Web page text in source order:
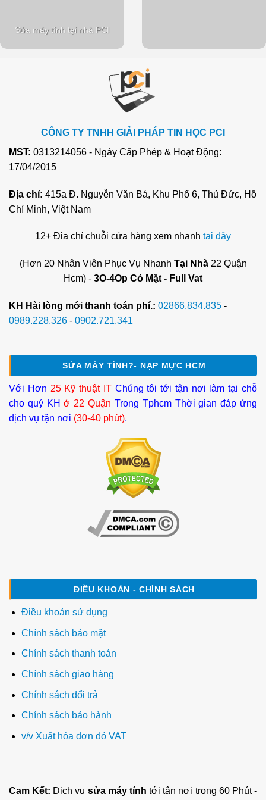
Sửa máy tính tại nhà PCI
CÔNG TY TNHH GIẢI PHÁP TIN HỌC PCI
MST: 0313214056 - Ngày Cấp Phép & Hoạt Động:
17/04/2015
Địa chỉ: 415a Đ. Nguyễn Văn Bá, Khu Phố 6, Thủ Đức, Hồ
Chí Minh, Việt Nam
12+ Địa chỉ chuỗi cửa hàng xem nhanh tại đây
(Hơn 20 Nhân Viên Phục Vụ Nhanh Tại Nhà22 Quận
Hcm) - 3O-4Op Có Mặt - Full Vat
KH Hài lòng mới thanh toán phí.: 02866.834.835 -
0989.228.326 - 0902.721.341
SỬA MÁY TÍNH?- NẠP MỰC HCM
Với Hơn 25 Kỹ thuật ITChúng tôi tới tận nơi làm tại chỗ
cho quý KHở 22 Quận Trong Tphcm Thời gian đáp ứng
dịch vụ tận nơi (30-40 phút).
ĐIỀU KHOẢN - CHÍNH SÁCH
Điều khoản sử dụng
Chính sách bảo mật
Chính sách thanh toán
Chính sách giao hàng
Chính sách đổi trả
Chính sách bảo hành
v/v Xuất hóa đơn đỏ VAT
Cam Kết: Dịch vụ sửa máy tính tới tận nơi trong 60 Phút -